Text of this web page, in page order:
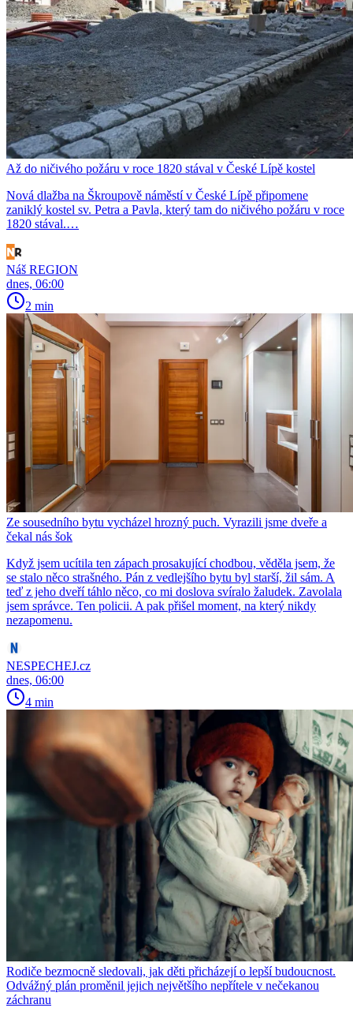
Až do ničivého požáru v roce 1820 stával v České Lípě kostel
Nová dlažba na Škroupově náměstí v České Lípě připomene
zaniklý kostel sv. Petra a Pavla, který tam do ničivého požáru v roce
1820 stával.…
Náš REGION
dnes, 06:00
2 min
Ze sousedního bytu vycházel hrozný puch. Vyrazili jsme dveře a
čekal nás šok
Když jsem ucítila ten zápach prosakující chodbou, věděla jsem, že
se stalo něco strašného. Pán z vedlejšího bytu byl starší, žil sám. A
teď z jeho dveří táhlo něco, co mi doslova svíralo žaludek. Zavolala
jsem správce. Ten policii. A pak přišel moment, na který nikdy
nezapomenu.
NESPECHEJ.cz
dnes, 06:00
4 min
Rodiče bezmocně sledovali, jak děti přicházejí o lepší budoucnost.
Odvážný plán proměnil jejich největšího nepřítele v nečekanou
záchranu